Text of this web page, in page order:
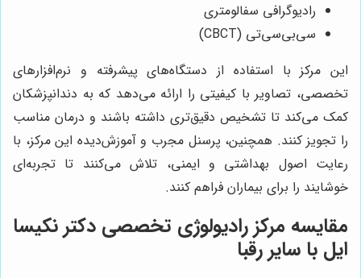
رادیوگرافی سفالومتری
سی‌بی‌سی‌تی (CBCT)
این مرکز با استفاده از دستگاه‌های پیشرفته و نرم‌افزارهای
تخصصی، تصاویر با کیفیتی را ارائه می‌دهد که به دندانپزشکان
کمک می‌کند تا تشخیص دقیق‌تری داشته باشند و درمان مناسب
را تجویز کنند. همچنین، پرسنل مجرب و آموزش‌دیده این مرکز، با
رعایت اصول بهداشتی و ایمنی، تلاش می‌کنند تا تجربه‌ای
خوشایند را برای بیماران فراهم کنند.
مقایسه مرکز رادیولوژی تخصصی دکتر نکیسا
ایل با سایر رقبا